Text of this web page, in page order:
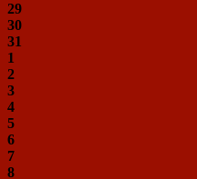
29
30
31
1
2
3
4
5
6
7
8